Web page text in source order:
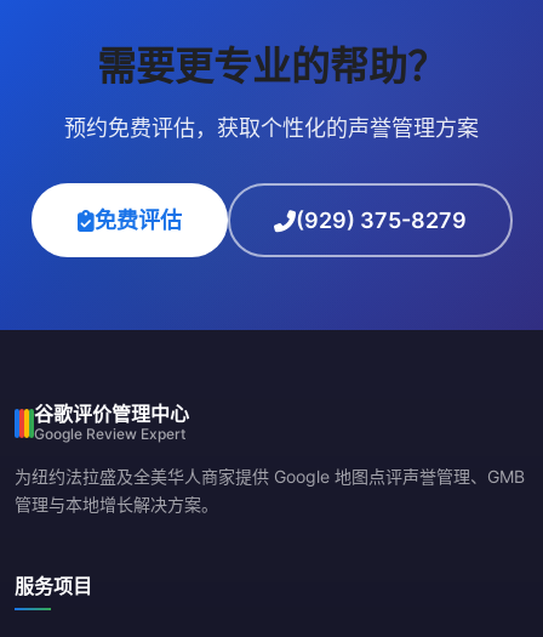
需要更专业的帮助？
预约免费评估，获取个性化的声誉管理方案
免费评估 (929) 375-8279
谷歌评价管理中心
Google Review Expert
为纽约法拉盛及全美华人商家提供 Google 地图点评声誉管理、GMB
管理与本地增长解决方案。
服务项目